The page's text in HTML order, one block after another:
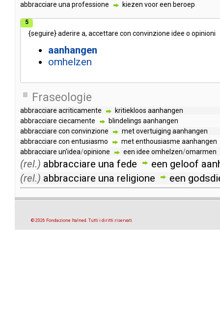
abbracciare una professione kiezen vooreen beroep
5
{seguire}aderire a, accettare con convinzione idee o opinioni
aanhangen
omhelzen
Fraseologie
abbracciare acriticamente kritiekloos aanhangen
abbracciare ciecamente blindelings aanhangen
abbracciare con convinzione metovertuiging aanhangen
abbracciare con entusiasmo metenthousiasme aanhangen
abbracciare un'idea/opinione een idee omhelzen/omarmen
(rel.) abbracciare una fede een geloof
(rel.) abbracciare una religione een
© 2026 Fondazione Italned. Tutti i diritti riservati